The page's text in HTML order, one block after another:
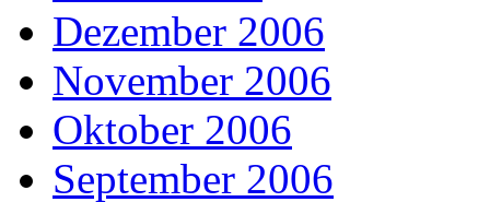
Dezember 2006
November 2006
Oktober 2006
September 2006